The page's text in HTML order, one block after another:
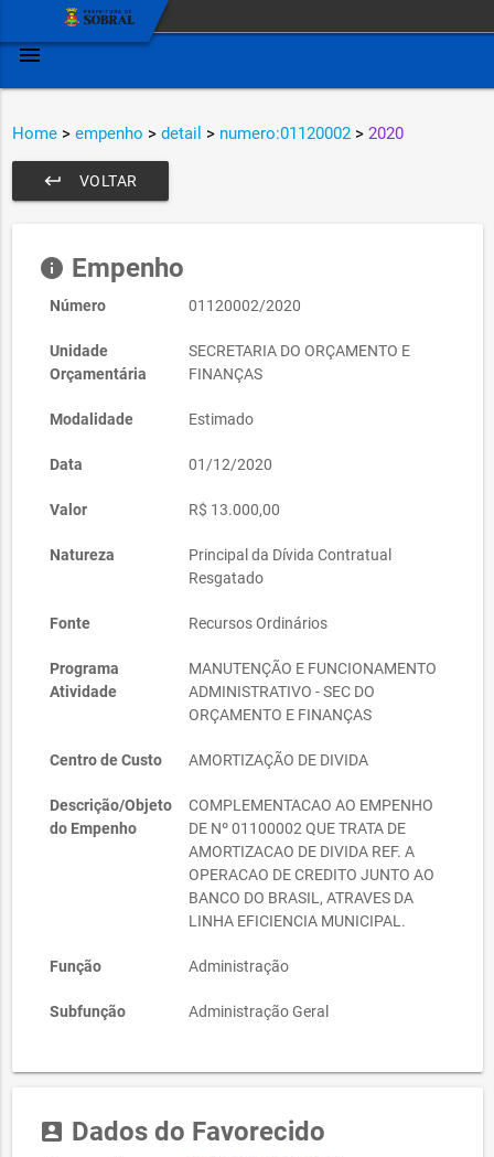
menu
Home > empenho > detail > numero:01120002 > 2020
VOLTAR
keyboard_return
info Empenho
Número 01120002/2020
Unidade
Orçamentária
SECRETARIA DO ORÇAMENTO E
FINANÇAS
Modalidade Estimado
Data 01/12/2020
Valor R$ 13.000,00
Natureza
Principal da Dívida Contratual
Resgatado
Fonte Recursos Ordinários
Programa
Atividade
MANUTENÇÃO E FUNCIONAMENTO
ADMINISTRATIVO - SEC DO
ORÇAMENTO E FINANÇAS
Centro de Custo AMORTIZAÇÃO DE DIVIDA
Descrição/Objeto
do Empenho
COMPLEMENTACAO AO EMPENHO
DE Nº 01100002 QUE TRATA DE
AMORTIZACAO DE DIVIDA REF. A
OPERACAO DE CREDITO JUNTO AO
BANCO DO BRASIL, ATRAVES DA
LINHA EFICIENCIA MUNICIPAL.
Função Administração
Subfunção Administração Geral
account_box Dados do Favorecido